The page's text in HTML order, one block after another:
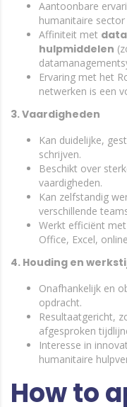
Aantoonbare
humanitaire
Affiniteit met
hulpmiddelen
Ervaring met het
netwerken is een
3. Vaardigheden
Kan duidelijke,
schrijven.
Beschikt over
vaardigheden.
Kan zelfstandig
verschillende
Werkt efficiënt
Office, Excel,
4. Houding en
Onafhankelijk en
opdracht.
Resultaatgericht,
afgesproken
Interesse in
humanitaire
How to